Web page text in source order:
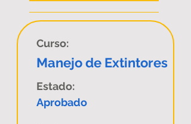
Curso:
Manejo de Extintores
Estado:
Aprobado